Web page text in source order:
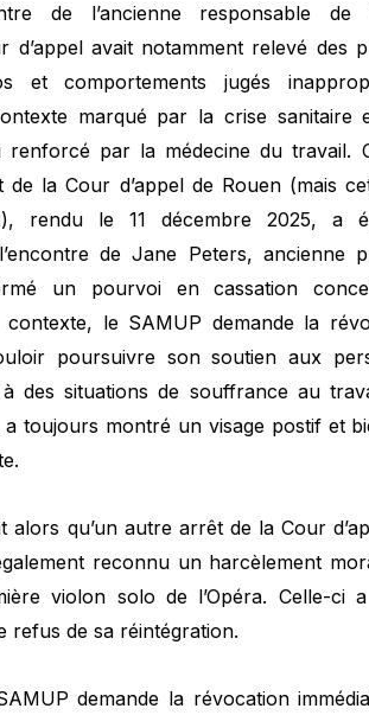
de l’ancienne responsable
d’appel avait notamment relevé des
et comportements jugés
marqué par la crise sanitaire
renforcé par la médecine du travail.
de la Cour d’appel de Rouen (mais
rendu le 11 décembre 2025, a
de Jane Peters, ancienne
un pourvoi en cassation
le SAMUP demande la
poursuivre son soutien aux
des situations de souffrance au
toujours montré un visage postif et
alors qu’un autre arrêt de la Cour
reconnu un harcèlement
violon solo de l’Opéra. Celle-
refus de sa réintégration.
demande la révocation